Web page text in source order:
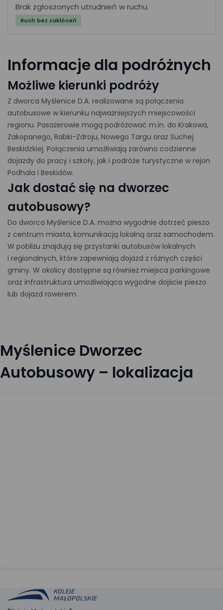
Brak zgłoszonych utrudnień w ruchu.
Ruch bez zakłóceń
Informacje dla podróżnych
Możliwe kierunki podróży
Z dworca Myślenice D.A. realizowane są połączenia
autobusowe w kierunku najważniejszych miejscowości
regionu. Pasażerowie mogą podróżować m.in. do Krakowa,
Zakopanego, Rabki-Zdroju, Nowego Targu oraz Suchej
Beskidzkiej. Połączenia umożliwiają zarówno codzienne
dojazdy do pracy i szkoły, jak i podróże turystyczne w rejon
Podhala i Beskidów.
Jak dostać się na dworzec
autobusowy?
Do dworca Myślenice D.A. można wygodnie dotrzeć pieszo
z centrum miasta, komunikacją lokalną oraz samochodem.
W pobliżu znajdują się przystanki autobusów lokalnych
i regionalnych, które zapewniają dojazd z różnych części
gminy. W okolicy dostępne są również miejsca parkingowe
oraz infrastruktura umożliwiająca wygodne dojście pieszo
lub dojazd rowerem.
Myślenice Dworzec
Autobusowy – lokalizacja